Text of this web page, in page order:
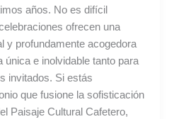
años. No es difícil
ofrecen una
y profundamente acogedora
única e inolvidable tanto para
invitados. Si estás
que fusione la sofisticación
Paisaje Cultural Cafetero,